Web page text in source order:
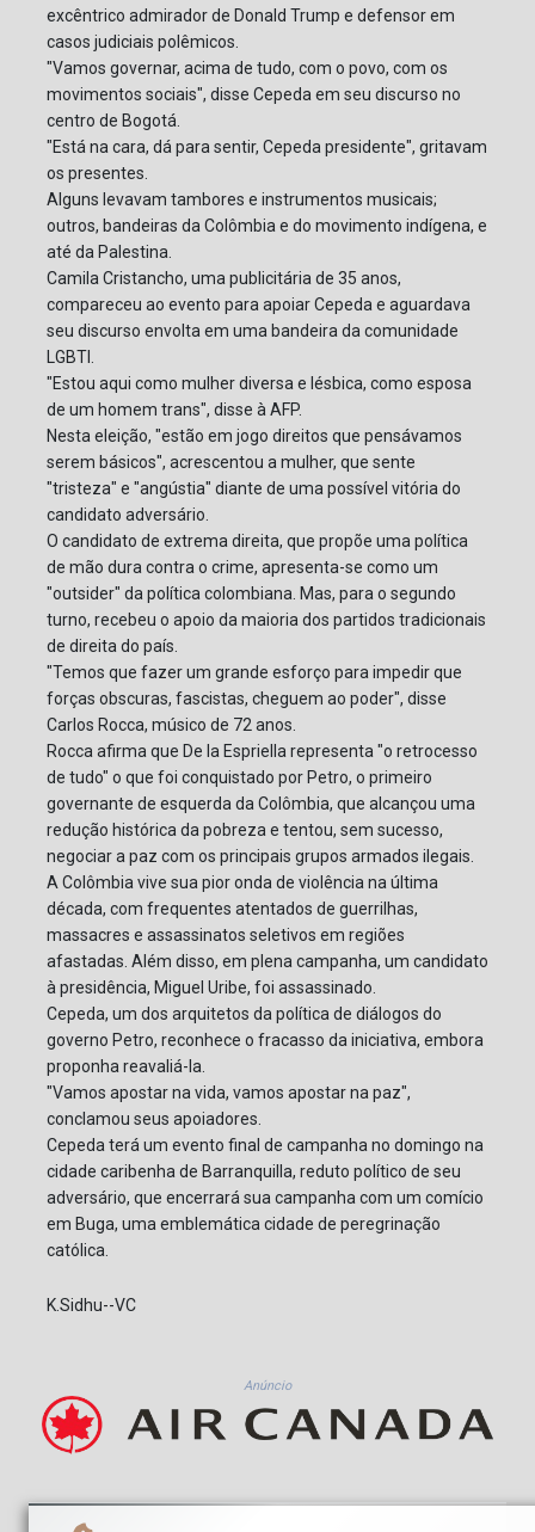
excêntrico admirador de Donald Trump e defensor em
casos judiciais polêmicos.
"Vamos governar, acima de tudo, com o povo, com os
movimentos sociais", disse Cepeda em seu discurso no
centro de Bogotá.
"Está na cara, dá para sentir, Cepeda presidente", gritavam
os presentes.
Alguns levavam tambores e instrumentos musicais;
outros, bandeiras da Colômbia e do movimento indígena, e
até da Palestina.
Camila Cristancho, uma publicitária de 35 anos,
compareceu ao evento para apoiar Cepeda e aguardava
seu discurso envolta em uma bandeira da comunidade
LGBTI.
"Estou aqui como mulher diversa e lésbica, como esposa
de um homem trans", disse à AFP.
Nesta eleição, "estão em jogo direitos que pensávamos
serem básicos", acrescentou a mulher, que sente
"tristeza" e "angústia" diante de uma possível vitória do
candidato adversário.
O candidato de extrema direita, que propõe uma política
de mão dura contra o crime, apresenta-se como um
"outsider" da política colombiana. Mas, para o segundo
turno, recebeu o apoio da maioria dos partidos tradicionais
de direita do país.
"Temos que fazer um grande esforço para impedir que
forças obscuras, fascistas, cheguem ao poder", disse
Carlos Rocca, músico de 72 anos.
Rocca afirma que De la Espriella representa "o retrocesso
de tudo" o que foi conquistado por Petro, o primeiro
governante de esquerda da Colômbia, que alcançou uma
redução histórica da pobreza e tentou, sem sucesso,
negociar a paz com os principais grupos armados ilegais.
A Colômbia vive sua pior onda de violência na última
década, com frequentes atentados de guerrilhas,
massacres e assassinatos seletivos em regiões
afastadas. Além disso, em plena campanha, um candidato
à presidência, Miguel Uribe, foi assassinado.
Cepeda, um dos arquitetos da política de diálogos do
governo Petro, reconhece o fracasso da iniciativa, embora
proponha reavaliá-la.
"Vamos apostar na vida, vamos apostar na paz",
conclamou seus apoiadores.
Cepeda terá um evento final de campanha no domingo na
cidade caribenha de Barranquilla, reduto político de seu
adversário, que encerrará sua campanha com um comício
em Buga, uma emblemática cidade de peregrinação
católica.
K.Sidhu--VC
Anúncio